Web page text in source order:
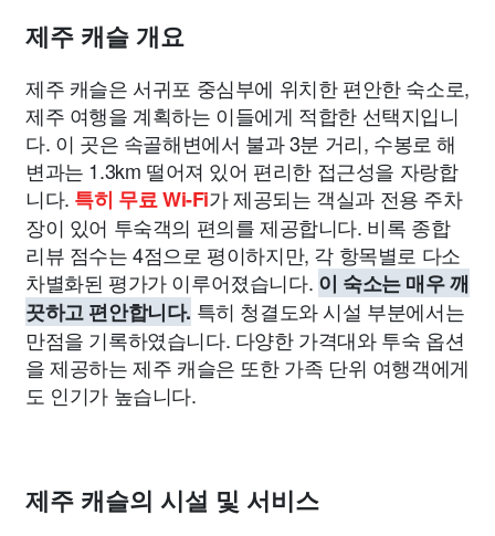
제주 캐슬 개요
제주 캐슬은 서귀포 중심부에 위치한 편안한 숙소로,
제주 여행을 계획하는 이들에게 적합한 선택지입니
다. 이 곳은 속골해변에서 불과 3분 거리, 수봉로 해
변과는 1.3km 떨어져 있어 편리한 접근성을 자랑합
니다. 특히 무료 Wi-Fi가 제공되는 객실과 전용 주차
장이 있어 투숙객의 편의를 제공합니다. 비록 종합
리뷰 점수는 4점으로 평이하지만, 각 항목별로 다소
차별화된 평가가 이루어졌습니다. 이 숙소는 매우 깨
끗하고 편안합니다. 특히 청결도와 시설 부분에서는
만점을 기록하였습니다. 다양한 가격대와 투숙 옵션
을 제공하는 제주 캐슬은 또한 가족 단위 여행객에게
도 인기가 높습니다.
제주 캐슬의 시설 및 서비스